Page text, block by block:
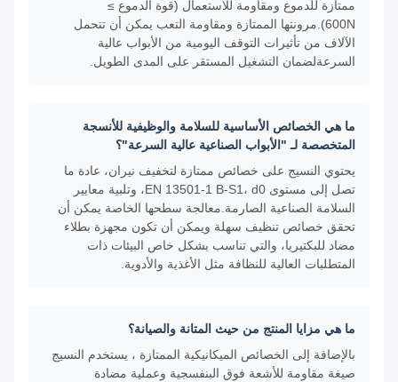
ممتازة للدموع ومقاومة للاستعمال (قوة الدموع ≥
600N).مرونتها الممتازة ومقاومة التعب يمكن أن تتحمل
الآلاف من تأثيرات التوقف اليومية من الأبواب عالية
السرعةلضمان التشغيل المستقر على المدى الطويل.
ما هي الخصائص الأساسية للسلامة والوظيفية للأنسجة
المتخصصة لـ "الأبواب الصناعية عالية السرعة"؟
يحتوي النسيج على خصائص ممتازة لتخفيف نيران، عادة ما
تصل إلى مستوى EN 13501-1 B-S1، d0، وتلبية معايير
السلامة الصناعية الصارمة.معالجة سطحها الخاصة يمكن أن
تحقق خصائص تنظيف سهلة ويمكن أن تكون مجهزة بطلاء
مضاد للبكتيريا، والتي تناسب بشكل خاص البيئات ذات
المتطلبات العالية للنظافة مثل الأغذية والأدوية.
ما هي مزايا المنتج من حيث المتانة والصيانة؟
بالإضافة إلى الخصائص الميكانيكية الممتازة ، يستخدم النسيج
صيغة مقاومة للأشعة فوق البنفسجية وعملية مضادة